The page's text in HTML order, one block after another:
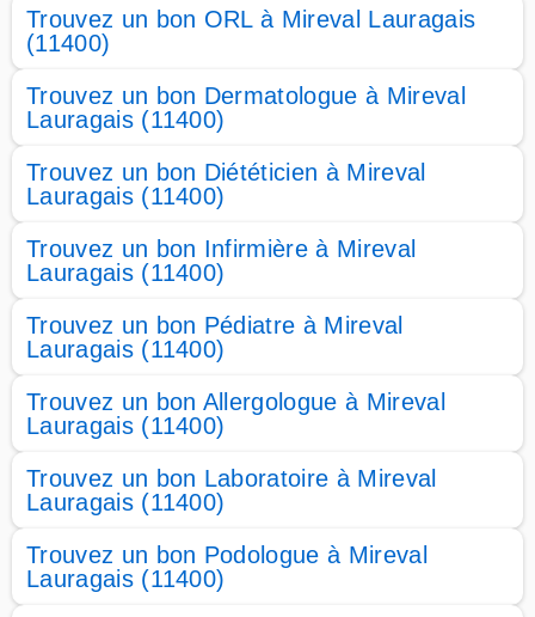
Trouvez un bon ORL à Mireval Lauragais
(11400)
Trouvez un bon Dermatologue à Mireval
Lauragais (11400)
Trouvez un bon Diététicien à Mireval
Lauragais (11400)
Trouvez un bon Infirmière à Mireval
Lauragais (11400)
Trouvez un bon Pédiatre à Mireval
Lauragais (11400)
Trouvez un bon Allergologue à Mireval
Lauragais (11400)
Trouvez un bon Laboratoire à Mireval
Lauragais (11400)
Trouvez un bon Podologue à Mireval
Lauragais (11400)